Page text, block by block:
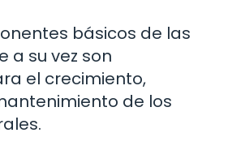
básicos de las
a su vez son
el crecimiento,
de los